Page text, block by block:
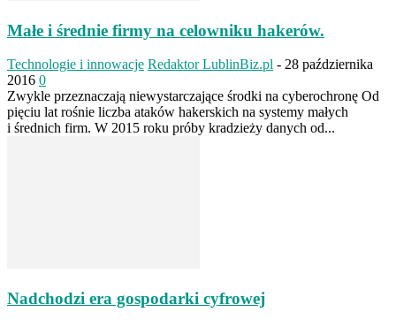
Małe i średnie firmy na celowniku hakerów.
Technologie i innowacje Redaktor LublinBiz.pl - 28 października
2016 0
Zwykle przeznaczają niewystarczające środki na cyberochronę Od
pięciu lat rośnie liczba ataków hakerskich na systemy małych
i średnich firm. W 2015 roku próby kradzieży danych od...
Nadchodzi era gospodarki cyfrowej